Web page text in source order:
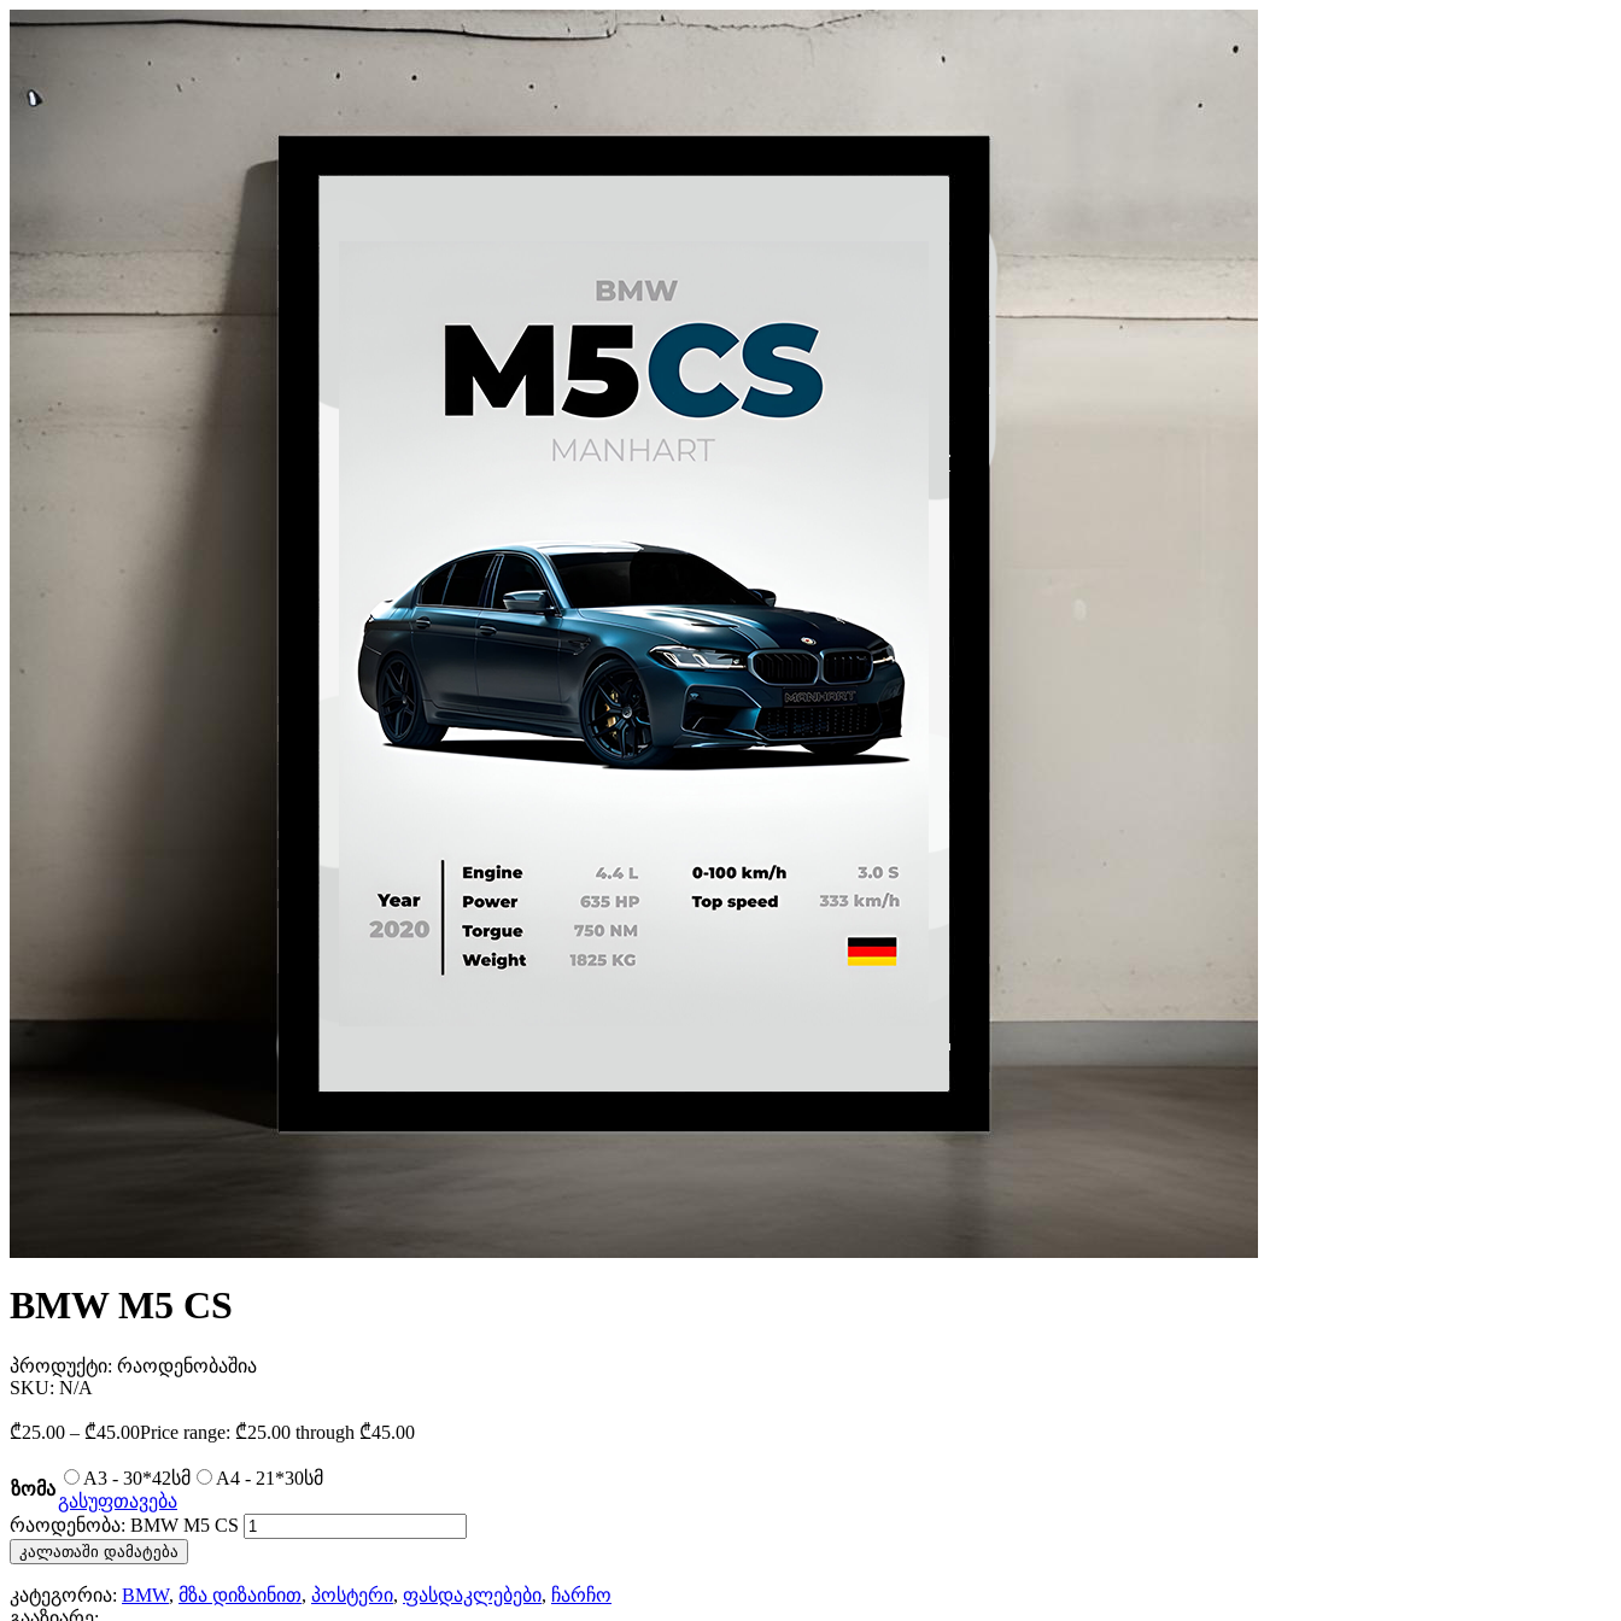
BMW M5 CS
პროდუქტი: რაოდენობაშია
SKU: N/A
₾25.00 – ₾45.00Price range: ₾25.00 through ₾45.00
ზომა
A3 - 30*42სმ
A4 - 21*30სმ
გასუფთავება
რაოდენობა: BMW M5 CS
კალათაში დამატება
კატეგორია: BMW, მზა დიზაინით, პოსტერი, ფასდაკლებები, ჩარჩო